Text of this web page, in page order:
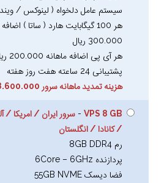
سیستم عامل دلخواه ( لینوکس /
هر 100 گیگابایت هارد ( ساتا )
300.000 ریال
هر آی پی اضافه ماهانه 200.000 ریال
پشتیبانی 24 ساعته هفت روز هفته
هزینه تمدید ماهانه سرور 8.600.000 ریال
VPS 8 GB
- سرور ایران / امریکا /
/ کانادا / انگلستان
رم 8GB DDR4
پردازنده 6Core – 6GHz
فضا دیسک 55GB NVME